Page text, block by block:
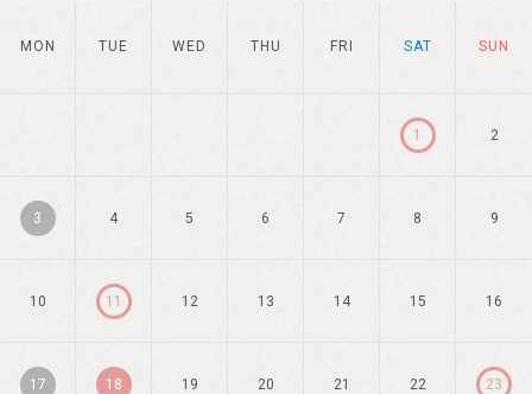
MON TUE WED THU FRI SAT SUN
1 2
3 4 5 6 7 8 9
10 11 12 13 14 15 16
17 18 19 20 21 22 23